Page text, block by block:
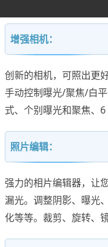
增强相机：
创新的相机，可照出更
手动控制曝光/聚焦/白
式、个别曝光和聚焦、6
照片编辑：
强力的相片编辑器，让
漏光。调整阴影、曝光
化等等。裁剪、旋转、